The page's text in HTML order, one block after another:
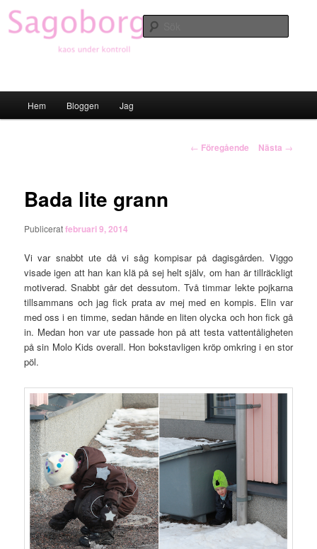
Hoppa
till
primärt
Hem Bloggen Jag
Inläggsnavigering
← Föregående Nästa →
Bada lite grann
Publiceratfebruari 9, 2014
Vi var snabbt ute då vi såg kompisar på dagisgården. Viggo
visade igen att han kan klä på sej helt själv, om han är tillräckligt
motiverad. Snabbt går det dessutom. Två timmar lekte pojkarna
tillsammans och jag fick prata av mej med en kompis. Elin var
med oss i en timme, sedan hände en liten olycka och hon fick gå
in. Medan hon var ute passade hon på att testa vattentåligheten
på sin Molo Kids overall. Hon bokstavligen kröp omkring i en stor
pöl.